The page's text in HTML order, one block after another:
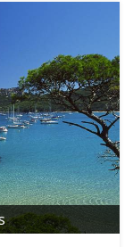
plus. On
de mer en
et
aussi être
le Dolmen
Tour de La
le sentier du
une
: le
forestier du
seul, à pied, à